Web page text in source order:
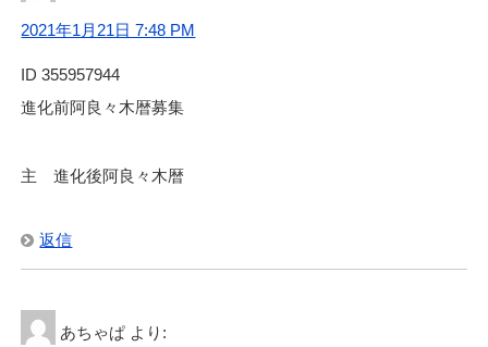
2021年1月21日 7:48 PM
ID 355957944
進化前阿良々木暦募集
主 進化後阿良々木暦
返信
あちゃぱ より: